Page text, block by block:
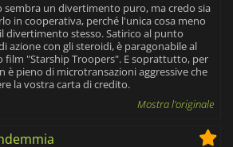
sembra un divertimento puro, ma credo sia
in cooperativa, perché l'unica cosa meno
divertimento stesso. Satirico al punto
azione con gli steroidi, è paragonabile al
film "Starship Troopers". E soprattutto, per
è pieno di microtransazioni aggressive che
la vostra carta di credito.
Mostra l'originale